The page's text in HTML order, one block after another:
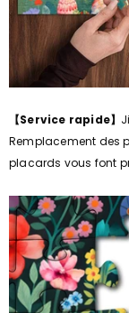
【Service rapide】
Remplacement des
placards vous font